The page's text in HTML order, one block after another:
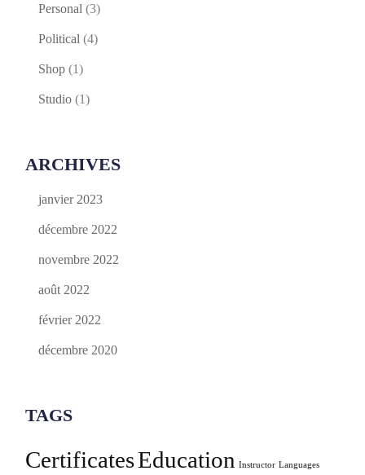
Personal (3)
Political (4)
Shop (1)
Studio (1)
ARCHIVES
janvier 2023
décembre 2022
novembre 2022
août 2022
février 2022
décembre 2020
TAGS
CertificatesEducation Instructor Languages